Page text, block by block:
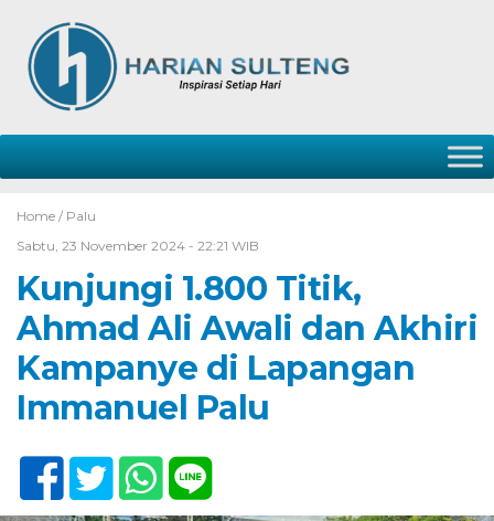
Home / Palu
Sabtu, 23 November 2024 - 22:21 WIB
Kunjungi 1.800 Titik,
Ahmad Ali Awali dan Akhiri
Kampanye di Lapangan
Immanuel Palu